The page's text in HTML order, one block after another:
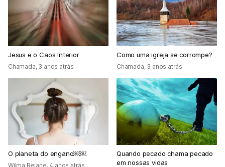
Jesus e o Caos Interior
Chamada, 3 anos atrás
Como uma igreja se corrompe?
Chamada, 3 anos atrás
O planeta do engano￼￼
Wilma Rejane, 4 anos atrás
Quando pecado chama pecado
em nossas vidas